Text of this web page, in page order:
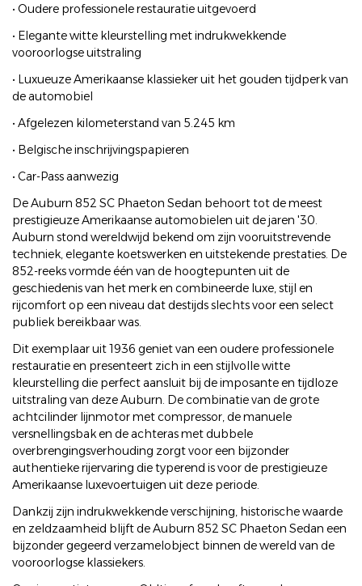
• Oudere professionele restauratie uitgevoerd
• Elegante witte kleurstelling met indrukwekkende
vooroorlogse uitstraling
• Luxueuze Amerikaanse klassieker uit het gouden tijdperk van
de automobiel
• Afgelezen kilometerstand van 5.245 km
• Belgische inschrijvingspapieren
• Car-Pass aanwezig
De Auburn 852 SC Phaeton Sedan behoort tot de meest
prestigieuze Amerikaanse automobielen uit de jaren '30.
Auburn stond wereldwijd bekend om zijn vooruitstrevende
techniek, elegante koetswerken en uitstekende prestaties. De
852-reeks vormde één van de hoogtepunten uit de
geschiedenis van het merk en combineerde luxe, stijl en
rijcomfort op een niveau dat destijds slechts voor een select
publiek bereikbaar was.
Dit exemplaar uit 1936 geniet van een oudere professionele
restauratie en presenteert zich in een stijlvolle witte
kleurstelling die perfect aansluit bij de imposante en tijdloze
uitstraling van deze Auburn. De combinatie van de grote
achtcilinder lijnmotor met compressor, de manuele
versnellingsbak en de achteras met dubbele
overbrengingsverhouding zorgt voor een bijzonder
authentieke rijervaring die typerend is voor de prestigieuze
Amerikaanse luxevoertuigen uit deze periode.
Dankzij zijn indrukwekkende verschijning, historische waarde
en zeldzaamheid blijft de Auburn 852 SC Phaeton Sedan een
bijzonder gegeerd verzamelobject binnen de wereld van de
vooroorlogse klassiekers.